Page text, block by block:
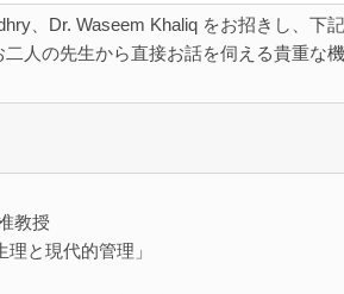
、Dr. Waseem Khaliq をお招きし、下記
人の先生から直接お話を伺える貴重な機
教授
と現代的管理」